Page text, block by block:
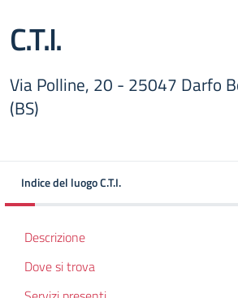
C.T.I.
Via Polline, 20 - 25047 Darfo
(BS)
Indice del luogo C.T.I.
Descrizione
Dove si trova